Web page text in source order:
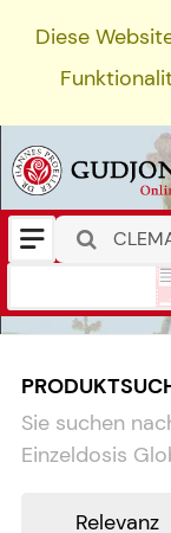
Diese
Sie suchen
Einzeldosis